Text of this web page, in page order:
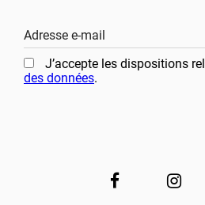
Adresse e-mail
J’accepte les dispositions
des données.